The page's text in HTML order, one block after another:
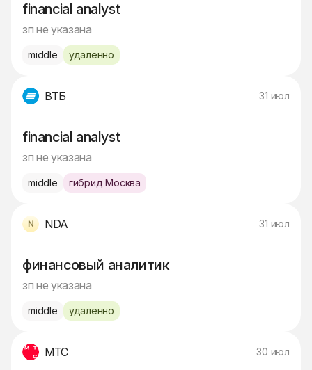
financial analyst
зп не указана
middle удалённо
ВТБ 31 июл
financial analyst
зп не указана
middle гибрид Москва
NDA 31 июл
финансовый аналитик
зп не указана
middle удалённо
МТС 30 июл